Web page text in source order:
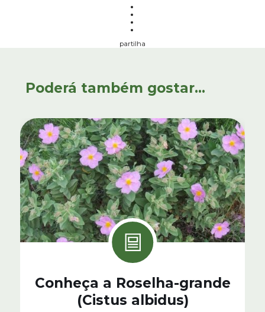
partilha
Poderá também gostar...
Conheça a Roselha-grande
(Cistus albidus)